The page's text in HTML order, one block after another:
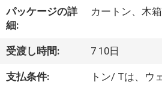
て
工
場
パッケージの詳
細:
カートン、木箱
受渡し時間: 7 10日
支払条件: トン/ Tは、ウ